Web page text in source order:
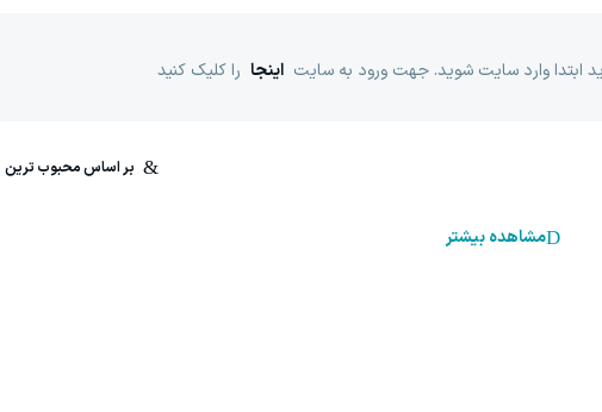
ابتدا وارد سایت شوید. جهت ورود به سایت اینجا را کلیک کنید
مشاهده بیشتر